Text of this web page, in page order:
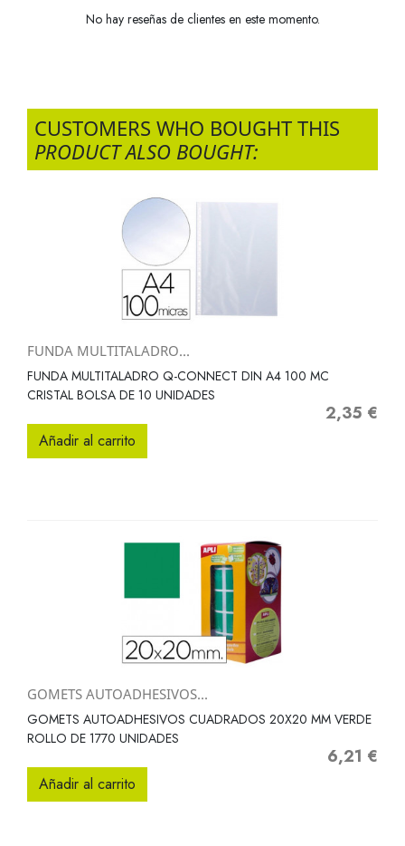
No hay reseñas de clientes en este momento.
CUSTOMERS WHO BOUGHT THIS
PRODUCT ALSO BOUGHT:
FUNDA MULTITALADRO...
FUNDA MULTITALADRO Q-CONNECT DIN A4 100 MC
CRISTAL BOLSA DE 10 UNIDADES
Precio
2,35 €
Añadir al carrito
GOMETS AUTOADHESIVOS...
GOMETS AUTOADHESIVOS CUADRADOS 20X20 MM VERDE
ROLLO DE 1770 UNIDADES
Precio
6,21 €
Añadir al carrito